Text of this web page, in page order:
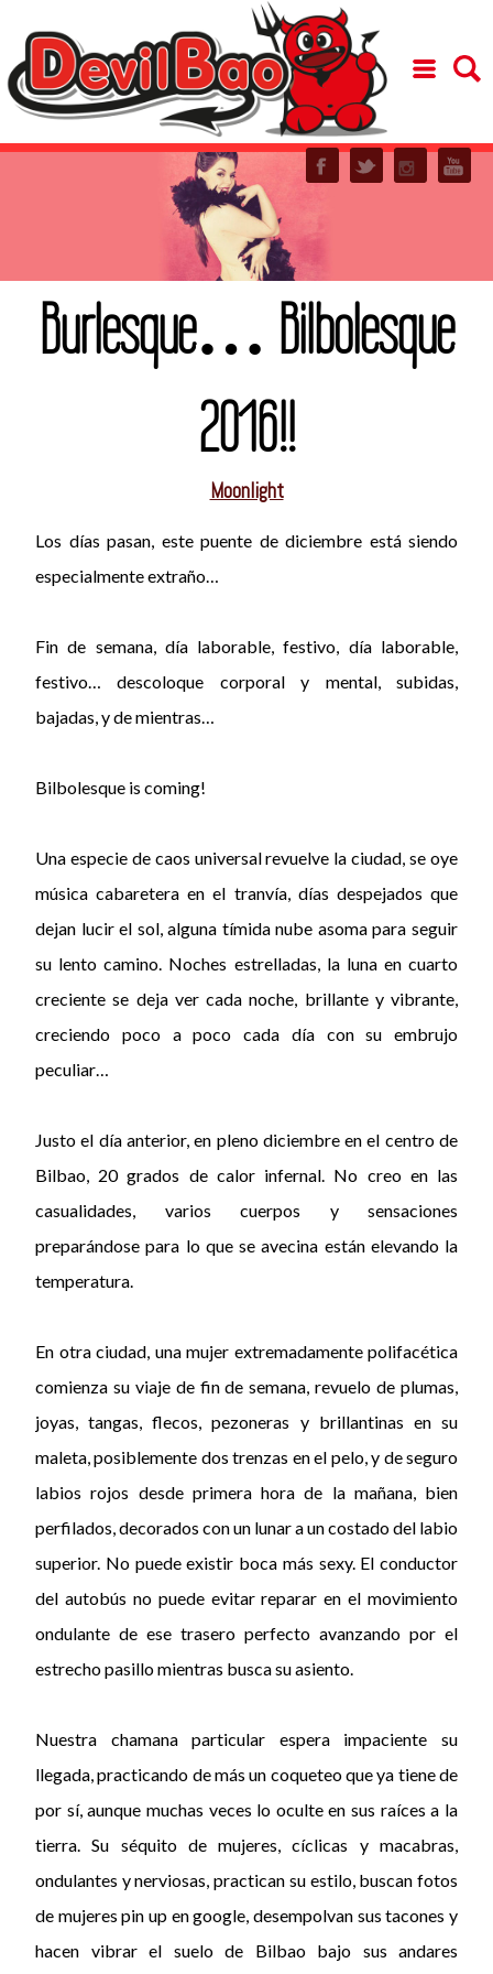
Burlesque… Bilbolesque
2016!!
Moonlight
Los días pasan, este puente de diciembre está siendo
especialmente extraño…
Fin de semana, día laborable, festivo, día laborable,
festivo… descoloque corporal y mental, subidas,
bajadas, y de mientras…
Bilbolesque is coming!
Una especie de caos universal revuelve la ciudad, se oye
música cabaretera en el tranvía, días despejados que
dejan lucir el sol, alguna tímida nube asoma para seguir
su lento camino. Noches estrelladas, la luna en cuarto
creciente se deja ver cada noche, brillante y vibrante,
creciendo poco a poco cada día con su embrujo
peculiar…
Justo el día anterior, en pleno diciembre en el centro de
Bilbao, 20 grados de calor infernal. No creo en las
casualidades, varios cuerpos y sensaciones
preparándose para lo que se avecina están elevando la
temperatura.
En otra ciudad, una mujer extremadamente polifacética
comienza su viaje de fin de semana, revuelo de plumas,
joyas, tangas, flecos, pezoneras y brillantinas en su
maleta, posiblemente dos trenzas en el pelo, y de seguro
labios rojos desde primera hora de la mañana, bien
perfilados, decorados con un lunar a un costado del labio
superior. No puede existir boca más sexy. El conductor
del autobús no puede evitar reparar en el movimiento
ondulante de ese trasero perfecto avanzando por el
estrecho pasillo mientras busca su asiento.
Nuestra chamana particular espera impaciente su
llegada, practicando de más un coqueteo que ya tiene de
por sí, aunque muchas veces lo oculte en sus raíces a la
tierra. Su séquito de mujeres, cíclicas y macabras,
ondulantes y nerviosas, practican su estilo, buscan fotos
de mujeres pin up en google, desempolvan sus tacones y
hacen vibrar el suelo de Bilbao bajo sus andares